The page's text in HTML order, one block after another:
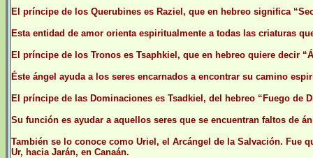
El príncipe de los Querubines es Raziel, que en hebreo significa
Esta entidad de amor orienta espiritualmente a todas las criaturas
El príncipe de los Tronos es Tsaphkiel, que en hebreo quiere decir
Éste ángel ayuda a los seres encarnados a encontrar su camino
El príncipe de las Dominaciones es Tsadkiel, del hebreo “Fuego de
Su función es ayudar a aquellos seres que se encuentran faltos de
También se lo conoce como Uriel, el Arcángel de la Salvación. Fue
Ur, hacia Jarán, en Canaán.